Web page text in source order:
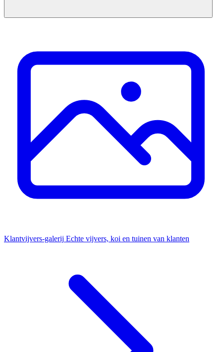
Klantvijvers-galerij Echte vijvers, koi en tuinen van klanten